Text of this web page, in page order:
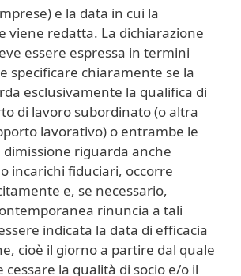
e la data in cui la
viene redatta. La dichiarazione
essere espressa in termini
specificare chiaramente se la
esclusivamente la qualifica di
di lavoro subordinato (o altra
lavorativo) o entrambe le
dimissione riguarda anche
incarichi fiduciari, occorre
e, se necessario,
rinuncia a tali
indicata la data di efficacia
cioè il giorno a partire dal quale
cessare la qualità di socio e/o il